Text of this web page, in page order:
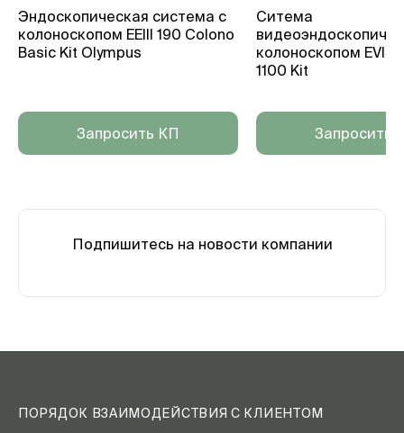
Эндоскопическая система с
колоноскопом EEIII 190 Colono
Basic Kit Olympus
Запросить КП
Ситема
колоноскопом EVIS
1100 Kit
Запросить
Подпишитесь на новости компании
ПОРЯДОК ВЗАИМОДЕЙСТВИЯ С КЛИЕНТОМ